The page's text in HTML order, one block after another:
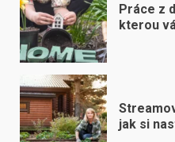
Práce z
kterou
jak si